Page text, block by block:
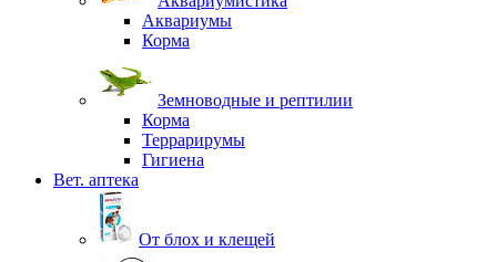
Аквариумы
Корма
Земноводные и рептилии
Корма
Террарирумы
Гигиена
Вет. аптека
От блох и клещей